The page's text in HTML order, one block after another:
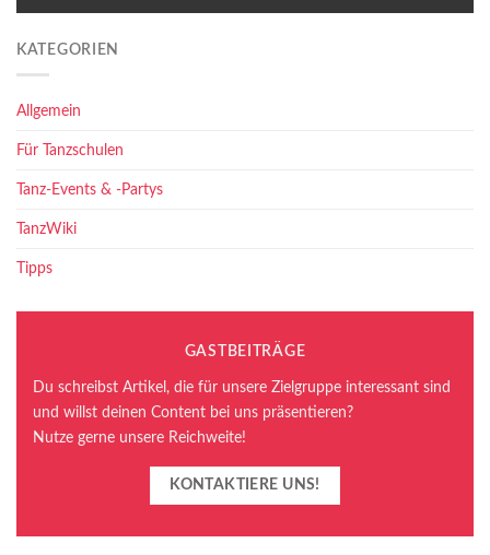
KATEGORIEN
Allgemein
Für Tanzschulen
Tanz-Events & -Partys
TanzWiki
Tipps
GASTBEITRÄGE
Du schreibst Artikel, die für unsere Zielgruppe interessant sind
und willst deinen Content bei uns präsentieren?
Nutze gerne unsere Reichweite!
KONTAKTIERE UNS!